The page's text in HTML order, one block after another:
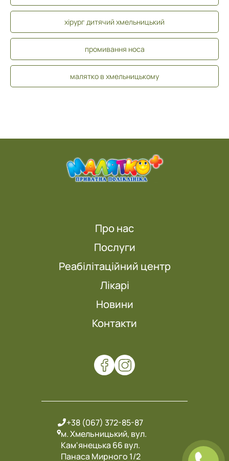
хірург дитячий хмельницький
промивання носа
малятко в хмельницькому
Про нас
Послуги
Реабілітаційний центр
Лікарі
Новини
Контакти
+38 (067) 372-85-87
м. Хмельницький, вул.
Кам'янецька 66 вул.
Панаса Мирного 1/2